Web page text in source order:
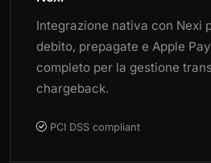
Integrazione nativa con Nexi
debito, prepagate e Apple
completo per la gestione
chargeback.
PCI DSS compliant